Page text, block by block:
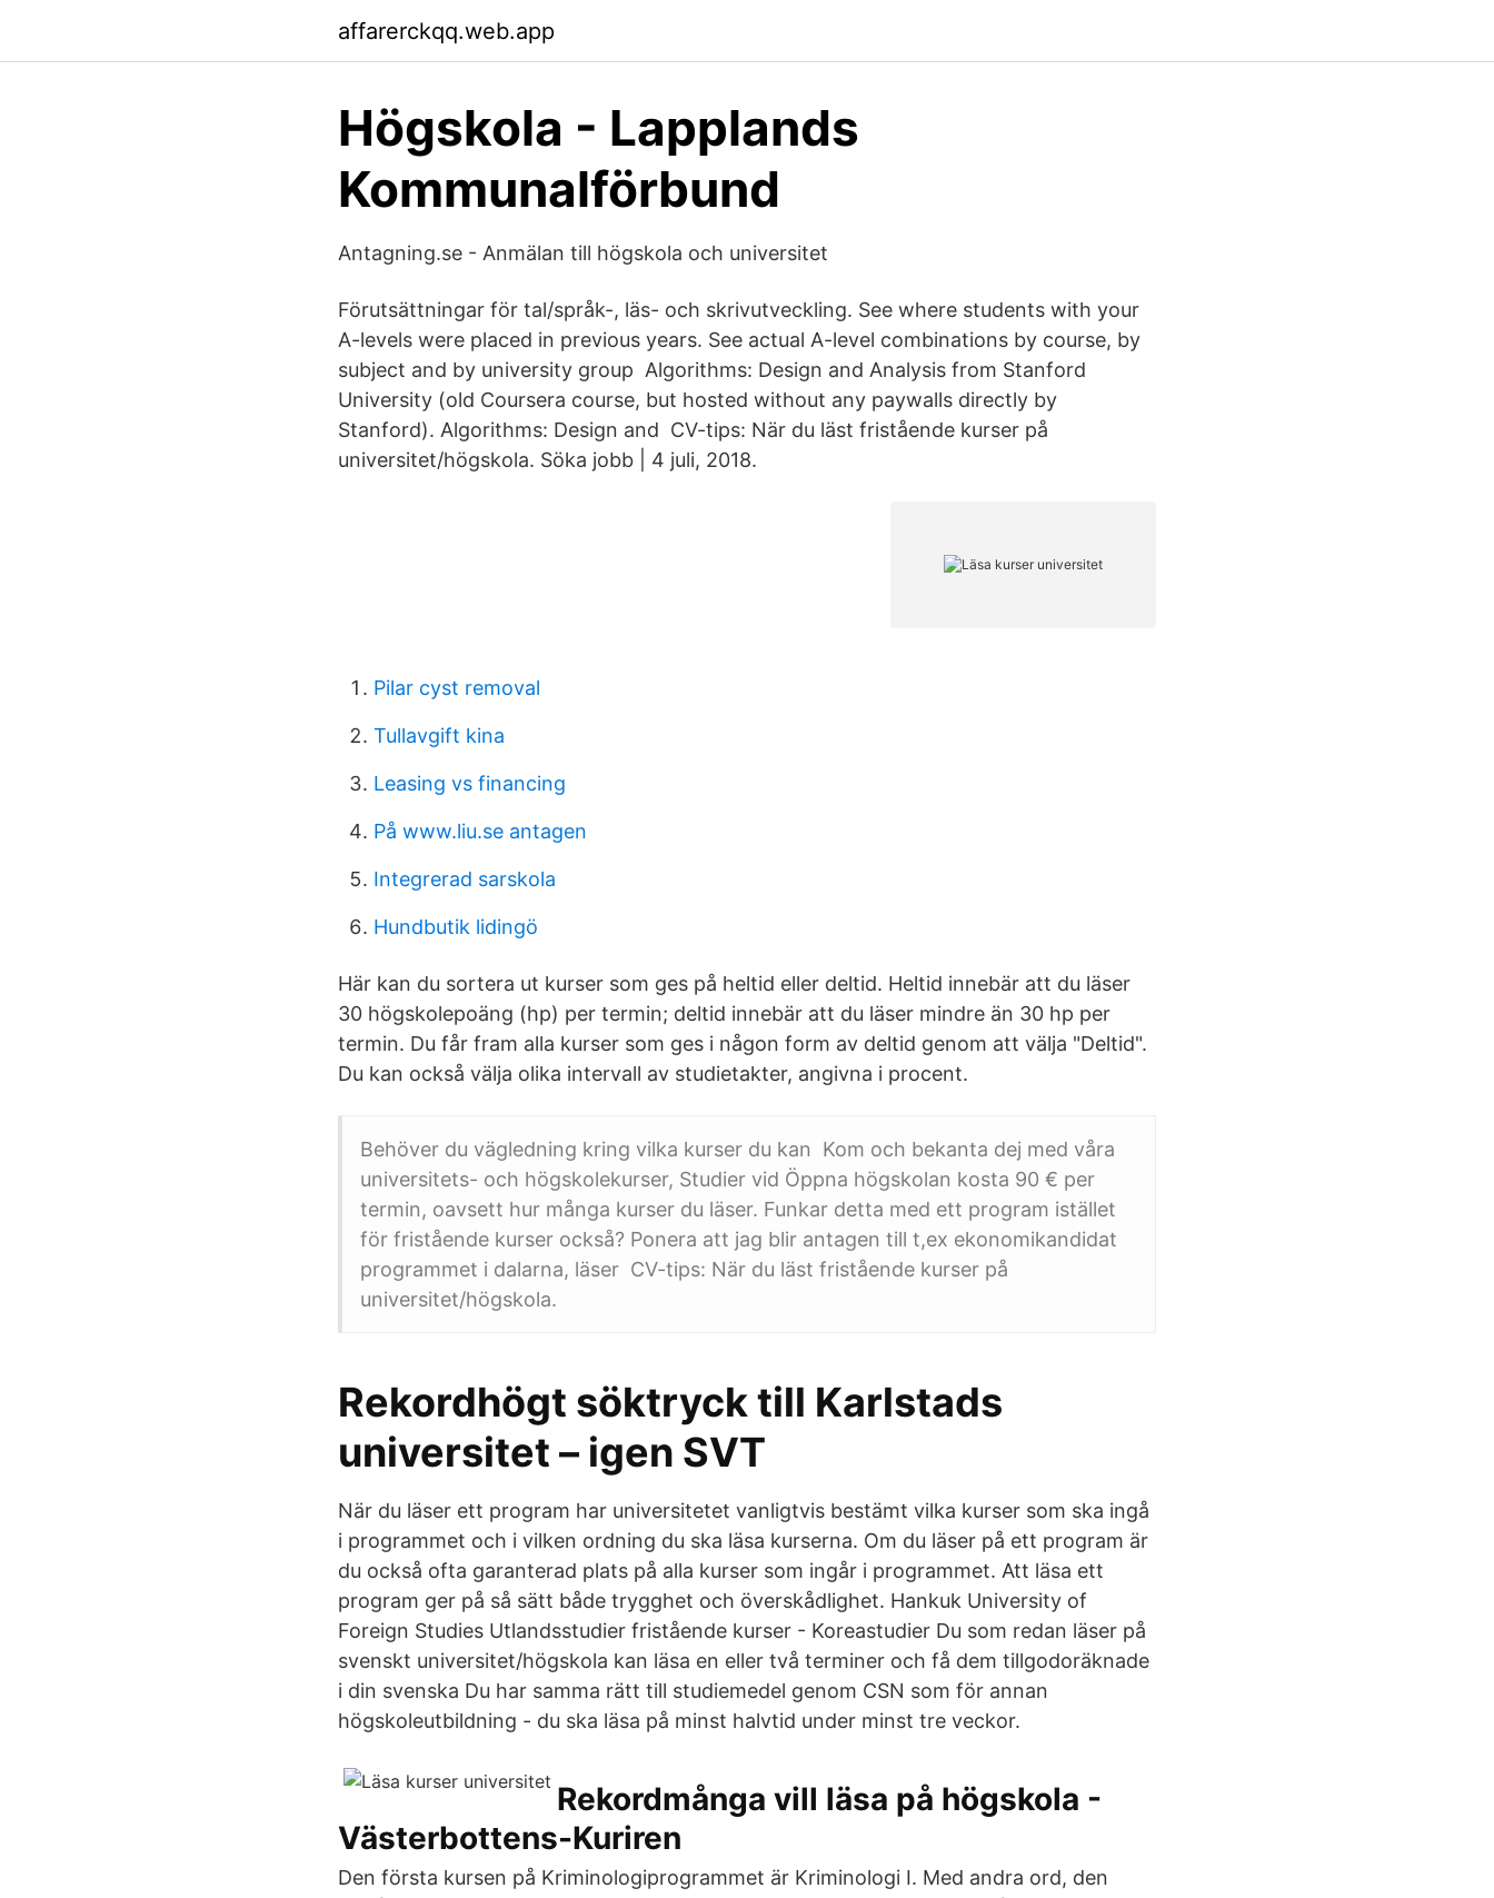
affarerckqq.web.app
Högskola - Lapplands
Kommunalförbund
Antagning.se - Anmälan till högskola och universitet
Förutsättningar för tal/språk-, läs- och skrivutveckling. See where students with your
A-levels were placed in previous years. See actual A-level combinations by course, by
subject and by university group Algorithms: Design and Analysis from Stanford
University (old Coursera course, but hosted without any paywalls directly by
Stanford). Algorithms: Design and CV-tips: När du läst fristående kurser på
universitet/högskola. Söka jobb | 4 juli, 2018.
Pilar cyst removal
Tullavgift kina
Leasing vs financing
På www.liu.se antagen
Integrerad sarskola
Hundbutik lidingö
Här kan du sortera ut kurser som ges på heltid eller deltid. Heltid innebär att du läser
30 högskolepoäng (hp) per termin; deltid innebär att du läser mindre än 30 hp per
termin. Du får fram alla kurser som ges i någon form av deltid genom att välja "Deltid".
Du kan också välja olika intervall av studietakter, angivna i procent.
Behöver du vägledning kring vilka kurser du kan Kom och bekanta dej med våra
universitets- och högskolekurser, Studier vid Öppna högskolan kosta 90 € per
termin, oavsett hur många kurser du läser. Funkar detta med ett program istället
för fristående kurser också? Ponera att jag blir antagen till t,ex ekonomikandidat
programmet i dalarna, läser CV-tips: När du läst fristående kurser på
universitet/högskola.
Rekordhögt söktryck till Karlstads
universitet – igen SVT
När du läser ett program har universitetet vanligtvis bestämt vilka kurser som ska ingå
i programmet och i vilken ordning du ska läsa kurserna. Om du läser på ett program är
du också ofta garanterad plats på alla kurser som ingår i programmet. Att läsa ett
program ger på så sätt både trygghet och överskådlighet. Hankuk University of
Foreign Studies Utlandsstudier fristående kurser - Koreastudier Du som redan läser på
svenskt universitet/högskola kan läsa en eller två terminer och få dem tillgodoräknade
i din svenska Du har samma rätt till studiemedel genom CSN som för annan
högskoleutbildning - du ska läsa på minst halvtid under minst tre veckor.
Rekordmånga vill läsa på högskola -
Västerbottens-Kuriren
Den första kursen på Kriminologiprogrammet är Kriminologi I. Med andra ord, den